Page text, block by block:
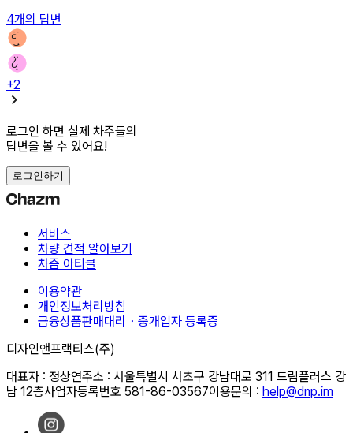
4개의 답변
+2
로그인 하면 실제 차주들의
답변을 볼 수 있어요!
로그인하기
서비스
차량 견적 알아보기
차즘 아티클
이용약관
개인정보처리방침
금융상품판매대리・중개업자 등록증
디자인앤프랙티스(주)
대표자 : 정상연주소 : 서울특별시 서초구 강남대로 311 드림플러스 강
남 12층사업자등록번호 581-86-03567이용문의 : help@dnp.im